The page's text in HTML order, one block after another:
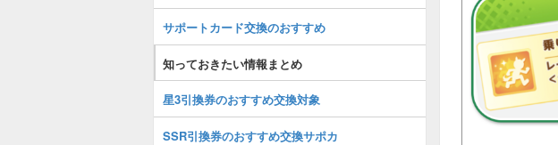
サポートカード交換のおすすめ
知っておきたい情報まとめ
星3引換券のおすすめ交換対象
SSR引換券のおすすめ交換サポカ